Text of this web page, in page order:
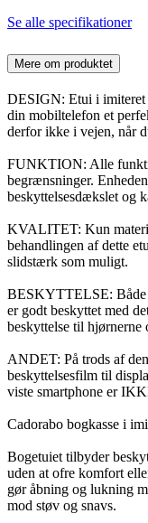
Se alle specifikationer
Mere om produktet
DESIGN: Etui i imiteret
din mobiltelefon et
derfor ikke i vejen, når
FUNKTION: Alle
begrænsninger.
beskyttelsesdækslet og
KVALITET: Kun
behandlingen af dette
slidstærk som muligt.
BESKYTTELSE: Både
er godt beskyttet med
beskyttelse til hjørnerne
ANDET: På trods af
beskyttelsesfilm til
viste smartphone er
Cadorabo bogkasse i
Bogetuiet tilbyder
uden at ofre komfort
gør åbning og lukning
mod støv og snavs.